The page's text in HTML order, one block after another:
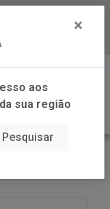
já nosso APP
0
×
aos
sua região
Pesquisar